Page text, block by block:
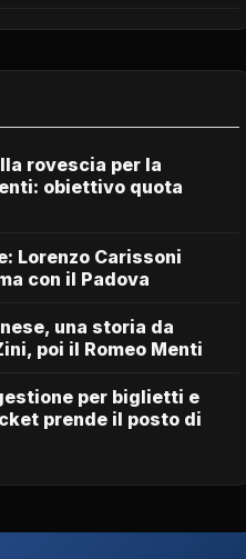
rovescia per la
obiettivo quota
Lorenzo Carissoni
con il Padova
una storia da
poi il Romeo Menti
per biglietti e
prende il posto di